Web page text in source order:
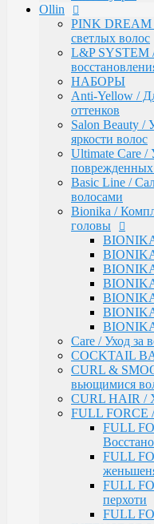
Care / Уход за
COCKTAIL
CURL &
вьющимися
CURL HAIR /
FULL FORCE
FULL
FULL
FULL
перхоти
FULL
INTENSE
цвета и уход
KERATINE
KERATINE
волос
MATISSE
MATISSE
MEGAPOLIS
PERFECT
PREMIER
SERVICE
SHINE BLOND
STYLE /
VISION / Крем-
X-PLEX
Окрашивание
CRUSH
прямого
краситель
Ollin
PINK DREAM
светлых волос
L&P SYSTEM
НАБОРЫ
Anti-Yellow /
оттенков
Salon Beauty /
яркости волос
Ultimate Care /
Basic Line /
волосами
Bionika /
головы
Care / Уход за
COCKTAIL
CURL &
вьющимися
CURL HAIR /
FULL FORCE
FULL
FULL
FULL
перхоти
FULL